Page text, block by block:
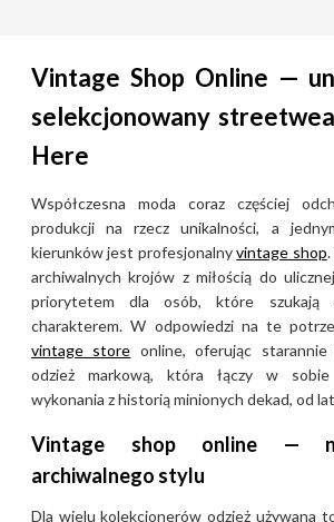
długo przed jego obecną
marka stała się również twarzą
stylu unisex, wprowadzając
sylwetki, które zacierały
granice między modą męską a
damską. Inwestycja w vintage
Calvin Klein to gwarancja
posiadania ponadczasowych
elementów garderoby, które
mimo upływu dekad nie tracą
na aktualności i są
wyznacznikiem nienagannego,
nowojorskiego stylu.
Vintage Shop Online —
selekcjonowany
Here
Współczesna moda coraz częściej
produkcji na rzecz unikalności, a
kierunków jest profesjonalnyvintage shop
archiwalnych krojów z miłością do
priorytetem dla osób, które
charakterem. W odpowiedzi na te
vintage store online, oferując starannie
odzież markową, która łączy w sobie
wykonania z historią minionych dekad, od
Vintage shop online —
archiwalnego stylu
Dla wielu kolekcjonerów odzież używana